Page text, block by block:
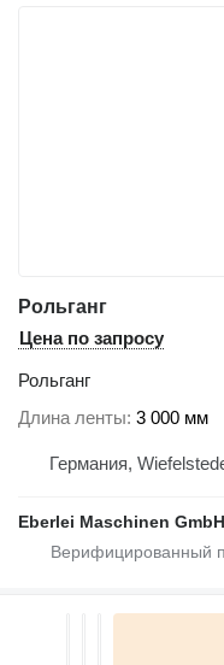
Рольганг
Цена по запросу
Рольганг
Длина ленты 3 000 мм
Германия,
Eberlei Maschinen